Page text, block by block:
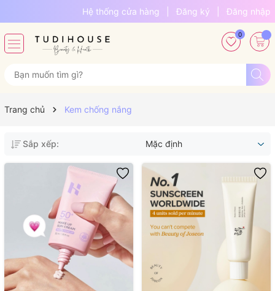
Hệ thống cửa hàng Đăng ký Đăng nhập
0
Trang chủ Kem chống nắng
Sắp xếp: Mặc định